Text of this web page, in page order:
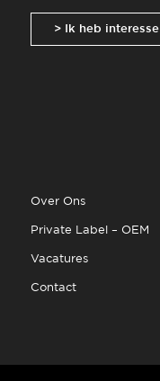
> Ik heb interesse
Over Ons
Private Label – OEM
Vacatures
Contact